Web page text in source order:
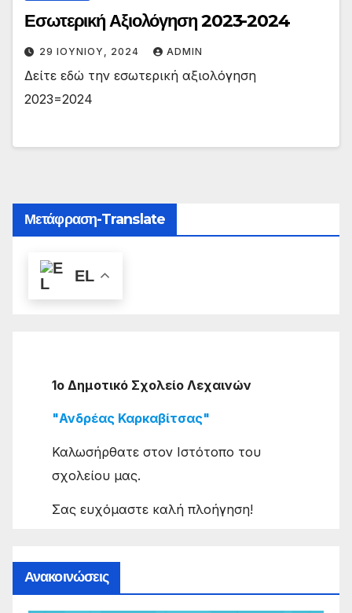
Εσωτερική Αξιολόγηση 2023-2024
29 ΙΟΥΝΊΟΥ, 2024 ADMIN
Δείτε εδώ την εσωτερική αξιολόγηση
2023=2024
Μετάφραση-Translate
EL
1ο Δημοτικό Σχολείο Λεχαινών
"Ανδρέας Καρκαβίτσας"
Καλωσήρθατε στον Ιστότοπο του
σχολείου μας.
Σας ευχόμαστε καλή πλοήγηση!
Ανακοινώσεις